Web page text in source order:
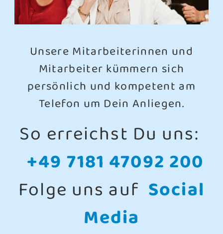
Unsere Mitarbeiterinnen und
Mitarbeiter kümmern sich
persönlich und kompetent am
Telefon um Dein Anliegen.
So erreichst Du uns:
+49 7181 47092 200
Folge uns auf Social
Media